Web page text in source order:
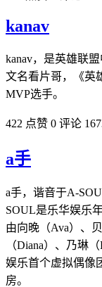
kanav
kanav，是英雄联
文名看片哥，《英
MVP选手。
422 点赞 0 评论
a手
a手，谐音于A-
SOUL是乐华娱乐
由向晚（Ava）、
（Diana）、乃琳
娱乐首个虚拟偶像
房。